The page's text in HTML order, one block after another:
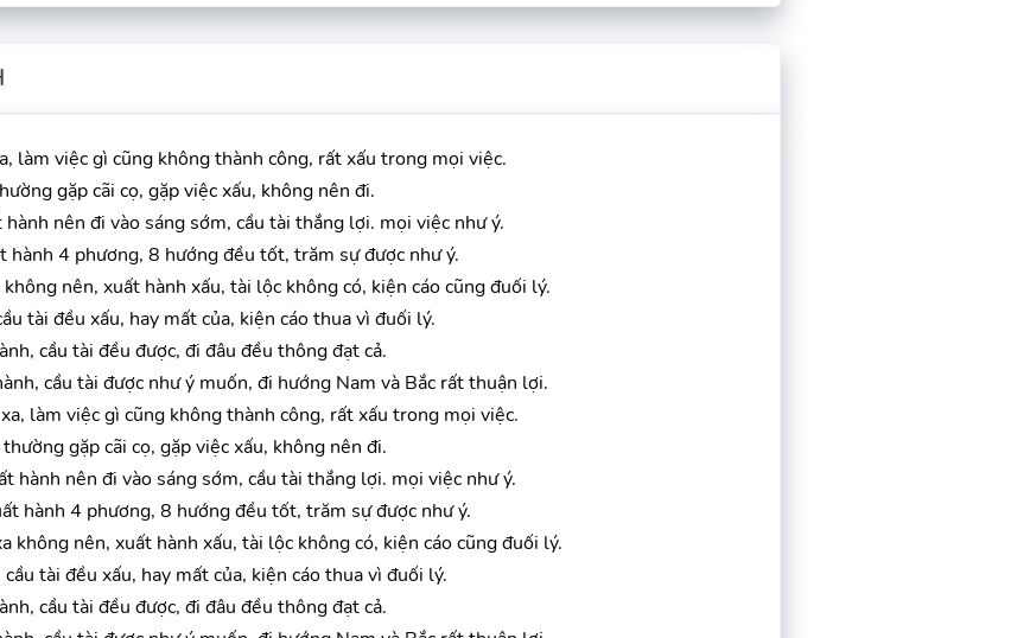
làm việc gì cũng không thành công, rất xấu trong mọi việc.
gặp cãi cọ, gặp việc xấu, không nên đi.
hành nên đi vào sáng sớm, cầu tài thắng lợi. mọi việc như ý.
hành 4 phương, 8 hướng đều tốt, trăm sự được như ý.
không nên, xuất hành xấu, tài lộc không có, kiện cáo cũng đuối lý.
tài đều xấu, hay mất của, kiện cáo thua vì đuối lý.
cầu tài đều được, đi đâu đều thông đạt cả.
cầu tài được như ý muốn, đi hướng Nam và Bắc rất thuận lợi.
làm việc gì cũng không thành công, rất xấu trong mọi việc.
gặp cãi cọ, gặp việc xấu, không nên đi.
hành nên đi vào sáng sớm, cầu tài thắng lợi. mọi việc như ý.
hành 4 phương, 8 hướng đều tốt, trăm sự được như ý.
không nên, xuất hành xấu, tài lộc không có, kiện cáo cũng đuối lý.
tài đều xấu, hay mất của, kiện cáo thua vì đuối lý.
cầu tài đều được, đi đâu đều thông đạt cả.